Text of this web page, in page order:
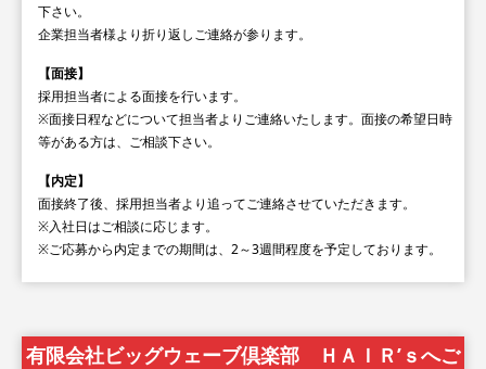
下さい。
企業担当者様より折り返しご連絡が参ります。
【面接】
採用担当者による面接を行います。
※面接日程などについて担当者よりご連絡いたします。面接の希望日時
等がある方は、ご相談下さい。
【内定】
面接終了後、採用担当者より追ってご連絡させていただきます。
※入社日はご相談に応じます。
※ご応募から内定までの期間は、2～3週間程度を予定しております。
有限会社ビッグウェーブ倶楽部 ＨＡＩＲ’ｓへご